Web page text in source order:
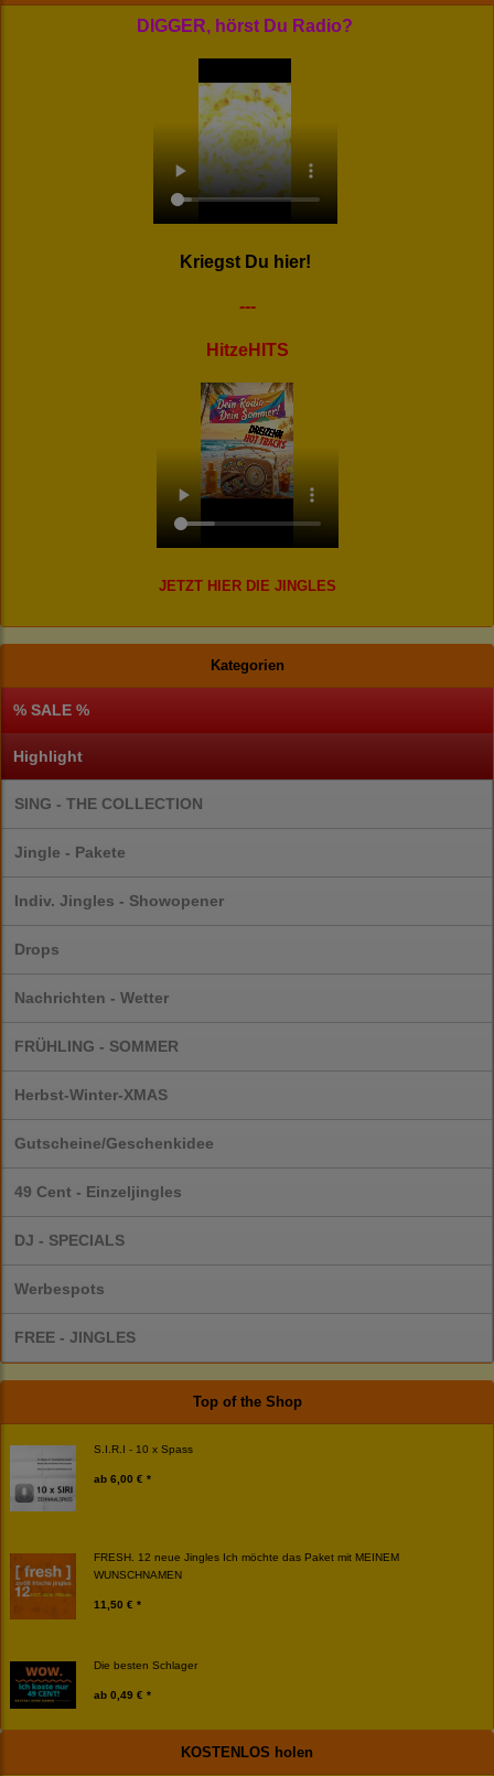
DIGGER, hörst Du Radio?
Kriegst Du hier!
---
HitzeHITS
JETZT HIER DIE JINGLES
Kategorien
% SALE %
Highlight
SING - THE COLLECTION
Jingle - Pakete
Indiv. Jingles - Showopener
Drops
Nachrichten - Wetter
FRÜHLING - SOMMER
Herbst-Winter-XMAS
Gutscheine/Geschenkidee
49 Cent - Einzeljingles
DJ - SPECIALS
Werbespots
FREE - JINGLES
Top of the Shop
S.I.R.I - 10 x Spass
ab 6,00 € *
FRESH. 12 neue Jingles Ich möchte das Paket mit MEINEM
WUNSCHNAMEN
11,50 € *
Die besten Schlager
ab 0,49 € *
KOSTENLOS holen